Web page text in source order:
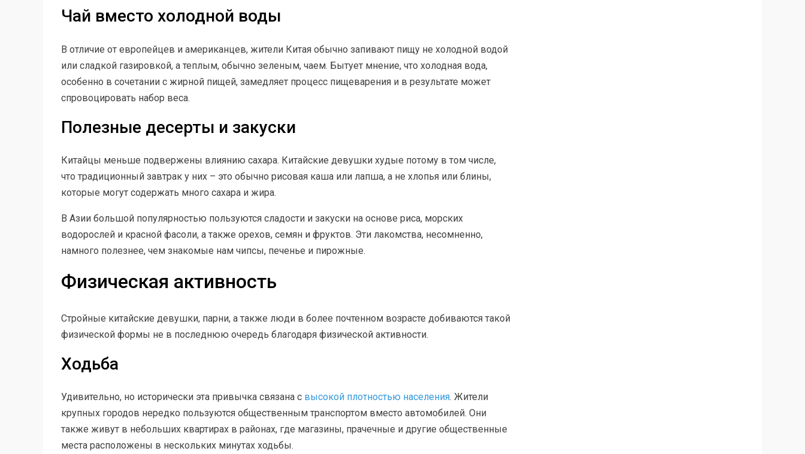
Чай вместо холодной воды
В отличие от европейцев и американцев, жители Китая обычно запивают пищу не холодной водой
или сладкой газировкой, а теплым, обычно зеленым, чаем. Бытует мнение, что холодная вода,
особенно в сочетании с жирной пищей, замедляет процесс пищеварения и в результате может
спровоцировать набор веса.
Полезные десерты и закуски
Китайцы меньше подвержены влиянию сахара. Китайские девушки худые потому в том числе,
что традиционный завтрак у них – это обычно рисовая каша или лапша, а не хлопья или блины,
которые могут содержать много сахара и жира.
В Азии большой популярностью пользуются сладости и закуски на основе риса, морских
водорослей и красной фасоли, а также орехов, семян и фруктов. Эти лакомства, несомненно,
намного полезнее, чем знакомые нам чипсы, печенье и пирожные.
Физическая активность
Стройные китайские девушки, парни, а также люди в более почтенном возрасте добиваются такой
физической формы не в последнюю очередь благодаря физической активности.
Ходьба
Удивительно, но исторически эта привычка связана с высокой плотностью населения. Жители
крупных городов нередко пользуются общественным транспортом вместо автомобилей. Они
также живут в небольших квартирах в районах, где магазины, прачечные и другие общественные
места расположены в нескольких минутах ходьбы.